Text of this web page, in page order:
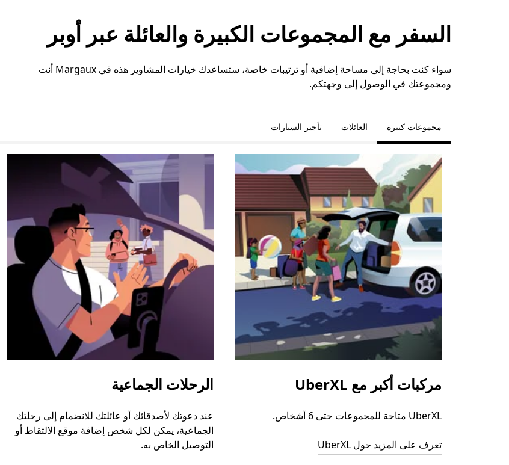
السفر مع المجموعات الكبيرة والعائلة عبر أوبر
سواء كنت بحاجة إلى مساحة إضافية أو ترتيبات خاصة، ستساعدك خيارات المشاوير هذه في Margaux أنت
ومجموعتك في الوصول إلى وجهتكم.
مجموعات كبيرة العائلات تأجير السيارات
مركبات أكبر مع UberXL
UberXL متاحة للمجموعات حتى 6 أشخاص.
تعرف على المزيد حول UberXL
الرحلات الجماعية
عند دعوتك لأصدقائك أو عائلتك للانضمام إلى رحلتك
الجماعية، يمكن لكل شخص إضافة موقع الالتقاط أو
التوصيل الخاص به.